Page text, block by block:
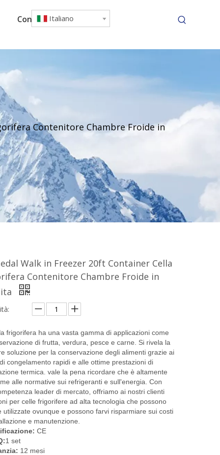
ContattaciItaliano
Contenitore Chambre Froide in
Walk in Freezer 20ft Container Cella
Contenitore Chambre Froide in
frigorifera ha una vasta gamma di applicazioni come
di frutta, verdura, pesce e carne. Si rivela la
soluzione per la conservazione degli alimenti grazie ai
congelamento rapidi e alle ottime prestazioni di
termica. vale la pena ricordare che è altamente
alle normative sui refrigeranti e sull'energia. Con
leader di mercato, offriamo ai nostri clienti
per celle frigorifere ad alta tecnologia che possono
utilizzate ovunque e possono farvi risparmiare sui costi
e manutenzione.
CE
1 set
12 mesi